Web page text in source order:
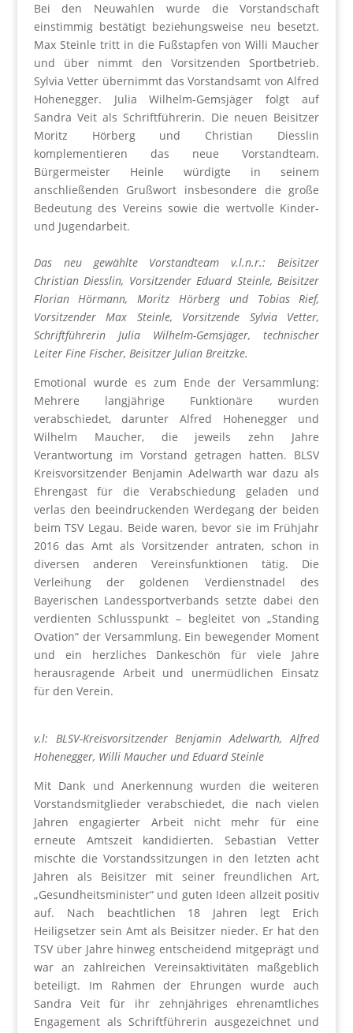
Bei den Neuwahlen wurde die Vorstandschaft
einstimmig bestätigt beziehungsweise neu besetzt.
Max Steinle tritt in die Fußstapfen von Willi Maucher
und über nimmt den Vorsitzenden Sportbetrieb.
Sylvia Vetter übernimmt das Vorstandsamt von Alfred
Hohenegger. Julia Wilhelm-Gemsjäger folgt auf
Sandra Veit als Schriftführerin. Die neuen Beisitzer
Moritz Hörberg und Christian Diesslin
komplementieren das neue Vorstandteam.
Bürgermeister Heinle würdigte in seinem
anschließenden Grußwort insbesondere die große
Bedeutung des Vereins sowie die wertvolle Kinder-
und Jugendarbeit.
Das neu gewählte Vorstandteam v.l.n.r.: Beisitzer
Christian Diesslin, Vorsitzender Eduard Steinle, Beisitzer
Florian Hörmann, Moritz Hörberg und Tobias Rief,
Vorsitzender Max Steinle, Vorsitzende Sylvia Vetter,
Schriftführerin Julia Wilhelm-Gemsjäger, technischer
Leiter Fine Fischer, Beisitzer Julian Breitzke.
Emotional wurde es zum Ende der Versammlung:
Mehrere langjährige Funktionäre wurden
verabschiedet, darunter Alfred Hohenegger und
Wilhelm Maucher, die jeweils zehn Jahre
Verantwortung im Vorstand getragen hatten. BLSV
Kreisvorsitzender Benjamin Adelwarth war dazu als
Ehrengast für die Verabschiedung geladen und
verlas den beeindruckenden Werdegang der beiden
beim TSV Legau. Beide waren, bevor sie im Frühjahr
2016 das Amt als Vorsitzender antraten, schon in
diversen anderen Vereinsfunktionen tätig. Die
Verleihung der goldenen Verdienstnadel des
Bayerischen Landessportverbands setzte dabei den
verdienten Schlusspunkt – begleitet von „Standing
Ovation“ der Versammlung. Ein bewegender Moment
und ein herzliches Dankeschön für viele Jahre
herausragende Arbeit und unermüdlichen Einsatz
für den Verein.
v.l: BLSV-Kreisvorsitzender Benjamin Adelwarth, Alfred
Hohenegger, Willi Maucher und Eduard Steinle
Mit Dank und Anerkennung wurden die weiteren
Vorstandsmitglieder verabschiedet, die nach vielen
Jahren engagierter Arbeit nicht mehr für eine
erneute Amtszeit kandidierten. Sebastian Vetter
mischte die Vorstandssitzungen in den letzten acht
Jahren als Beisitzer mit seiner freundlichen Art,
„Gesundheitsminister“ und guten Ideen allzeit positiv
auf. Nach beachtlichen 18 Jahren legt Erich
Heiligsetzer sein Amt als Beisitzer nieder. Er hat den
TSV über Jahre hinweg entscheidend mitgeprägt und
war an zahlreichen Vereinsaktivitäten maßgeblich
beteiligt. Im Rahmen der Ehrungen wurde auch
Sandra Veit für ihr zehnjähriges ehrenamtliches
Engagement als Schriftführerin ausgezeichnet und